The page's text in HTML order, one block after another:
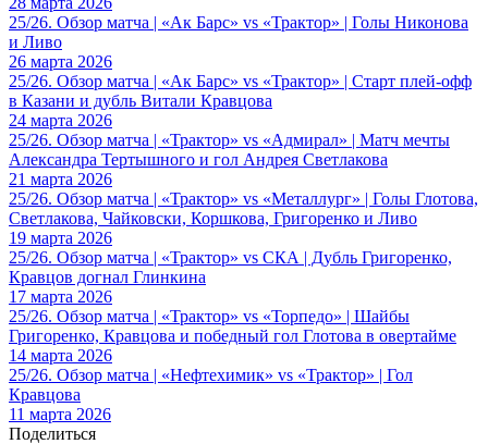
25/26. Обзор матча | «Ак Барс» vs «Трактор» | Голы Никонова
и Ливо
26 марта 2026
25/26. Обзор матча | «Ак Барс» vs «Трактор» | Старт плей-офф
в Казани и дубль Витали Кравцова
24 марта 2026
25/26. Обзор матча | «Трактор» vs «Адмирал» | Матч мечты
Александра Тертышного и гол Андрея Светлакова
21 марта 2026
25/26. Обзор матча | «Трактор» vs «Металлург» | Голы Глотова,
Светлакова, Чайковски, Коршкова, Григоренко и Ливо
19 марта 2026
25/26. Обзор матча | «Трактор» vs СКА | Дубль Григоренко,
Кравцов догнал Глинкина
17 марта 2026
25/26. Обзор матча | «Трактор» vs «Торпедо» | Шайбы
Григоренко, Кравцова и победный гол Глотова в овертайме
14 марта 2026
25/26. Обзор матча | «Нефтехимик» vs «Трактор» | Гол
Кравцова
11 марта 2026
Поделиться